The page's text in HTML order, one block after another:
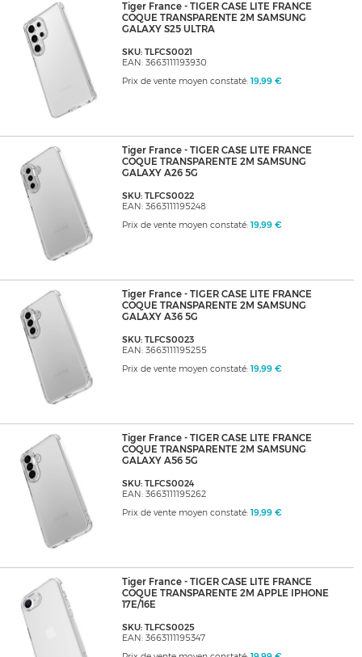
Tiger France - TIGER CASE LITE FRANCE
COQUE TRANSPARENTE 2M SAMSUNG
GALAXY S25 ULTRA
SKU: TLFCS0021
EAN: 3663111193930
Prix de vente moyen constaté: 19,99 €
Tiger France - TIGER CASE LITE FRANCE
COQUE TRANSPARENTE 2M SAMSUNG
GALAXY A26 5G
SKU: TLFCS0022
EAN: 3663111195248
Prix de vente moyen constaté: 19,99 €
Tiger France - TIGER CASE LITE FRANCE
COQUE TRANSPARENTE 2M SAMSUNG
GALAXY A36 5G
SKU: TLFCS0023
EAN: 3663111195255
Prix de vente moyen constaté: 19,99 €
Tiger France - TIGER CASE LITE FRANCE
COQUE TRANSPARENTE 2M SAMSUNG
GALAXY A56 5G
SKU: TLFCS0024
EAN: 3663111195262
Prix de vente moyen constaté: 19,99 €
Tiger France - TIGER CASE LITE FRANCE
COQUE TRANSPARENTE 2M APPLE IPHONE
17E/16E
SKU: TLFCS0025
EAN: 3663111195347